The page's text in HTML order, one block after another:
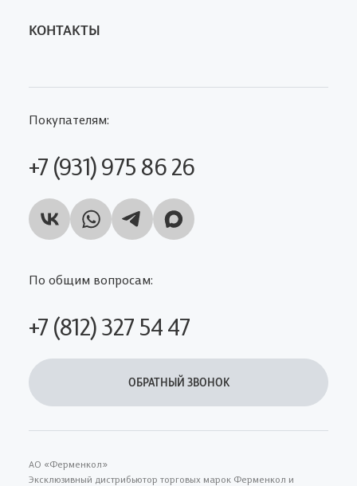
КОНТАКТЫ
Покупателям:
+7 (931) 975 86 26
По общим вопросам:
+7 (812) 327 54 47
ОБРАТНЫЙ ЗВОНОК
АО «Ферменкол»
Эксклюзивный дистрибьютор торговых марок Ферменкол и